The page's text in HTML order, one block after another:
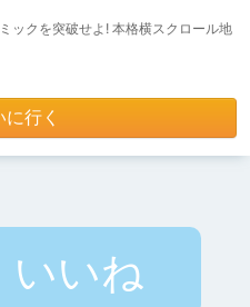
ックを突破せよ! 本格横スクロール地
に行く
いいね